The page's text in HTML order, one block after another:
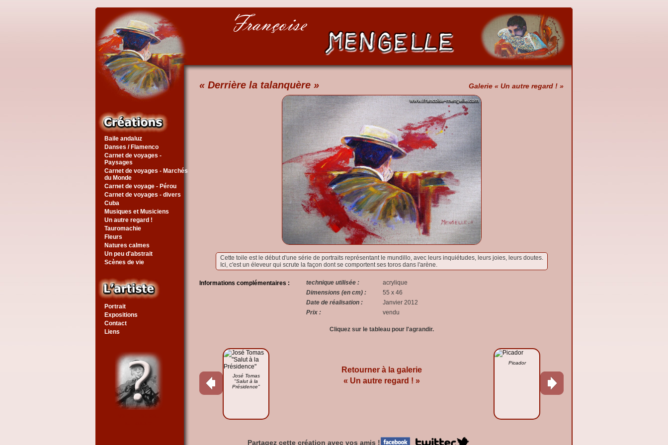
Baile andaluz
Danses / Flamenco
Carnet de voyages -
Paysages
Carnet de voyages - Marchés
du Monde
Carnet de voyage - Pérou
Carnet de voyages - divers
Cuba
Musiques et Musiciens
Un autre regard !
Tauromachie
Fleurs
Natures calmes
Un peu d'abstrait
Scènes de vie
Portrait
Expositions
Contact
Liens
Galerie « Un autre regard ! »
« Derrière la talanquère »
Cette toile est le début d'une série de portraits représentant le mundillo, avec leurs inquiétudes, leurs joies, leurs doutes.
Ici, c'est un éleveur qui scrute la façon dont se comportent ses toros dans l'arène.
Informations complémentaires : technique utilisée :
acrylique
Dimensions (en cm) :
55 x 46
Date de réalisation :
Janvier 2012
Prix :
vendu
Cliquez sur le tableau pour l'agrandir.
José Tomas
"Salut à la
Présidence"
Picador
Retourner à la galerie
« Un autre regard ! »
Partagez cette création avec vos amis !